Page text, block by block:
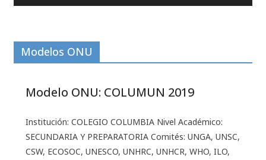
Modelos ONU
Modelo ONU: COLUMUN 2019
Institución: COLEGIO COLUMBIA Nivel Académico:
SECUNDARIA Y PREPARATORIA Comités: UNGA, UNSC,
CSW, ECOSOC, UNESCO, UNHRC, UNHCR, WHO, ILO,